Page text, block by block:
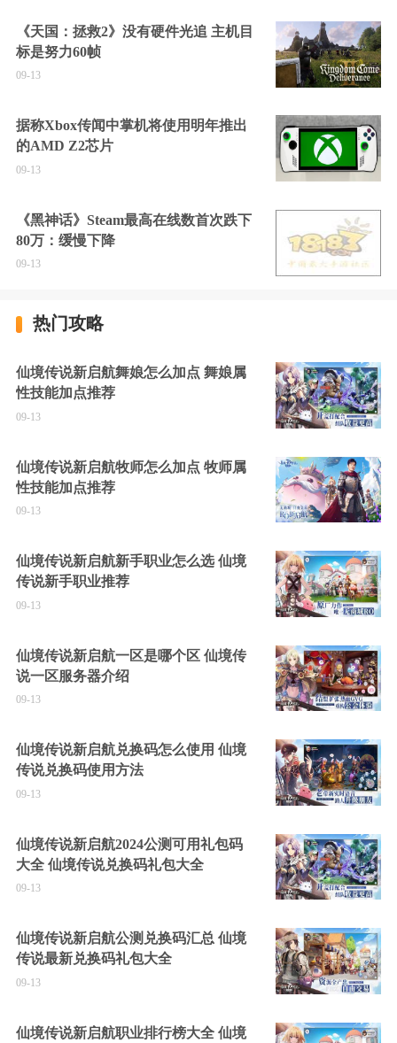
《天国：拯救2》没有硬件光追 主机目
标是努力60帧
09-13
据称Xbox传闻中掌机将使用明年推出
的AMD Z2芯片
09-13
《黑神话》Steam最高在线数首次跌下
80万：缓慢下降
09-13
热门攻略
仙境传说新启航舞娘怎么加点 舞娘属
性技能加点推荐
09-13
仙境传说新启航牧师怎么加点 牧师属
性技能加点推荐
09-13
仙境传说新启航新手职业怎么选 仙境
传说新手职业推荐
09-13
仙境传说新启航一区是哪个区 仙境传
说一区服务器介绍
09-13
仙境传说新启航兑换码怎么使用 仙境
传说兑换码使用方法
09-13
仙境传说新启航2024公测可用礼包码
大全 仙境传说兑换码礼包大全
09-13
仙境传说新启航公测兑换码汇总 仙境
传说最新兑换码礼包大全
09-13
仙境传说新启航职业排行榜大全 仙境